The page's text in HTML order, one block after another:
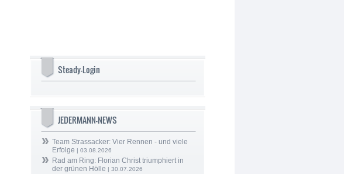
Steady-Login
JEDERMANN-NEWS
Team Strassacker: Vier Rennen - und viele
Erfolge | 03.08.2026
Rad am Ring: Florian Christ triumphiert in
der grünen Hölle | 30.07.2026